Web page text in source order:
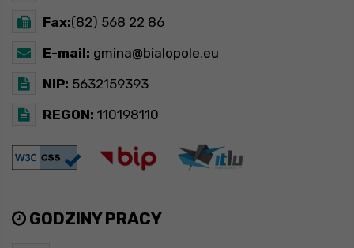
Fax:(82) 568 22 86
E-mail: gmina@bialopole.eu
NIP: 5632159393
REGON: 110198110
GODZINY PRACY